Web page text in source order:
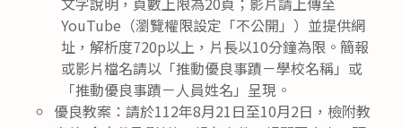
YouTube（瀏覽權限設定「不公開」）並提供網
址，解析度720p以上，片長以10分鐘為限。簡報
或影片檔名請以「推動優良事蹟－學校名稱」或
「推動優良事蹟－人員姓名」呈現。
優良教案：請於112年8月21日至10月2日，檢附教